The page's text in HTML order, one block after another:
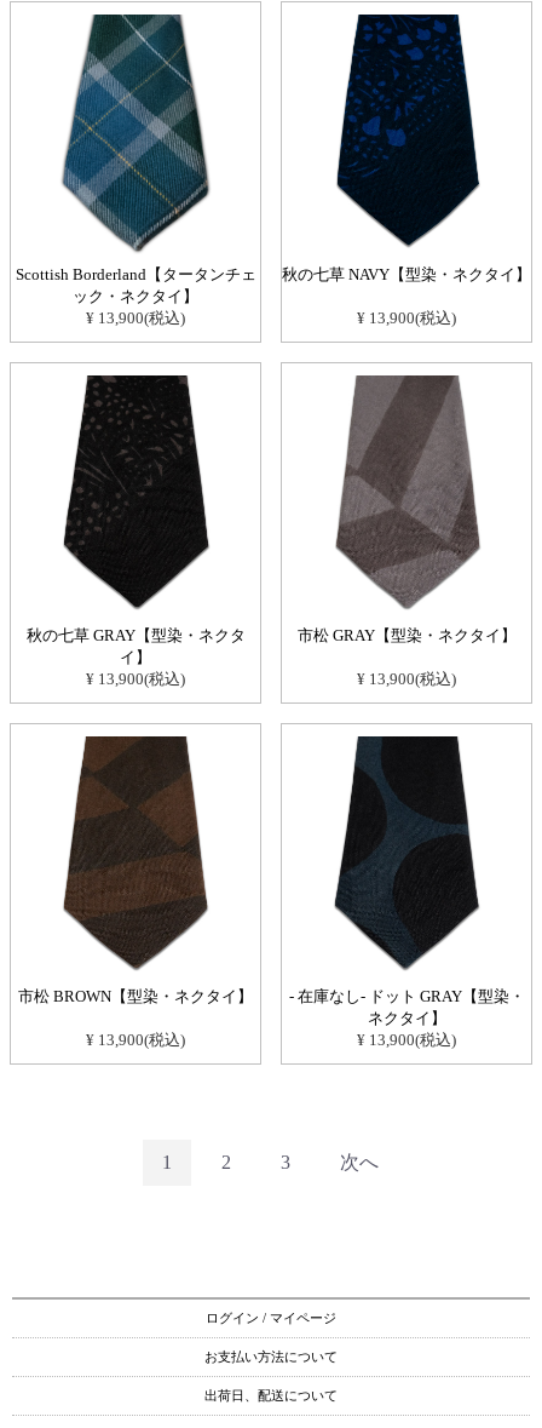
Scottish Borderland【タータンチェ
ック・ネクタイ】
¥ 13,900(税込)
秋の七草 NAVY【型染・ネクタイ】
¥ 13,900(税込)
秋の七草 GRAY【型染・ネクタ
イ】
¥ 13,900(税込)
市松 GRAY【型染・ネクタイ】
¥ 13,900(税込)
市松 BROWN【型染・ネクタイ】
¥ 13,900(税込)
- 在庫なし- ドット GRAY【型染・
ネクタイ】
¥ 13,900(税込)
1 2 3 次へ
ログイン / マイページ
お支払い方法について
出荷日、配送について